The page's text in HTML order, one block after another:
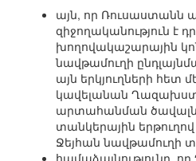
այն, որ Ռուսաստանն
զիջողականություն է
խողովակաշարային
նավթամուղի
այն երկյուղների հետ
կավելանան
արտահանման
տանկերային
Ջեյհան նավթամուղի